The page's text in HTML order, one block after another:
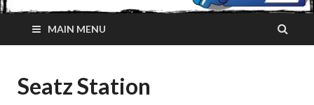
MAIN MENU
Seatz Station